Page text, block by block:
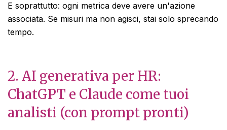
E soprattutto: ogni metrica deve avere un'azione
associata. Se misuri ma non agisci, stai solo sprecando
tempo.
2. AI generativa per HR:
ChatGPT e Claude come tuoi
analisti (con prompt pronti)